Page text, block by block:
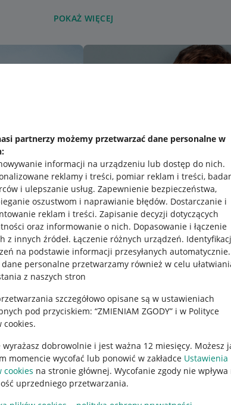
partnerzy możemy przetwarzać dane personalne w
informacji na urządzeniu lub dostęp do nich.
reklamy i treści, pomiar reklam i treści,
i ulepszanie usług. Zapewnienie bezpieczeństwa,
oszustwom i naprawianie błędów. Dostarczanie i
reklam i treści. Zapisanie decyzji dotyczących
oraz informowanie o nich. Dopasowanie i łączenie
z innych źródeł. Łączenie różnych urządzeń.
na podstawie informacji przesyłanych automatycznie.
dane personalne przetwarzamy również w celu
z naszych stron
szczegółowo opisane są w ustawieniach
pod przyciskiem: “ZMIENIAM ZGODY” i w Polityce
cookies.
wyrażasz dobrowolnie i jest ważna 12 miesięcy. Możesz
momencie wycofać lub ponowić w zakładce Ustawienia
cookies na stronie głównej. Wycofanie zgody nie wpływa
uprzedniego przetwarzania.
POKAŻ WIĘCEJ
Cyfrowych
Pobierz aplikację